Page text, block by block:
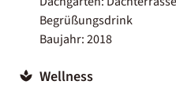
Begrüßungsdrink
Baujahr: 2018
Wellness